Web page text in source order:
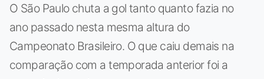
O São Paulo chuta a gol tanto quanto fazia no
ano passado nesta mesma altura do
Campeonato Brasileiro. O que caiu demais na
comparação com a temporada anterior foi a